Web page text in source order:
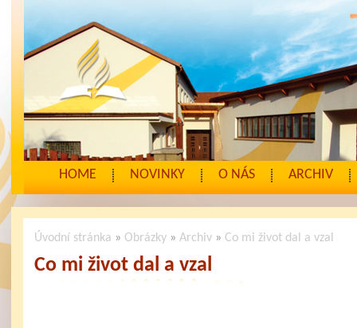
HOME NOVINKY O NÁS ARCHIV
Úvodní stránka » Obrázky »Archiv » Co mi život dal a vzal
Co mi život dal a vzal